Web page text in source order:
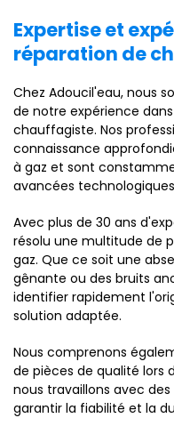
Expertise et
réparation de
Chez Adoucil'eau, nous
de notre expérience
chauffagiste. Nos
connaissance
à gaz et sont
avancées
Avec plus de 30 ans
résolu une multitude de
gaz. Que ce soit une
gênante ou des bruits
identifier rapidement
solution adaptée.
Nous comprenons
de pièces de qualité lors
nous travaillons avec
garantir la fiabilité et la